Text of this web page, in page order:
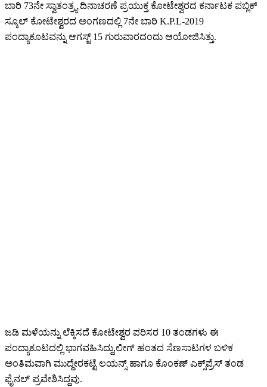
ಬಾರಿ 73ನೇ ಸ್ವಾತಂತ್ರ್ಯ ದಿನಾಚರಣೆ ಪ್ರಯುಕ್ತ ಕೋಟೇಶ್ವರದ ಕರ್ನಾಟಕ ಪಬ್ಲಿಕ್
ಸ್ಕೂಲ್ ಕೋಟೇಶ್ವರದ ಅಂಗಣದಲ್ಲಿ 7ನೇ ಬಾರಿ K.P.L-2019
ಪಂದ್ಯಾಕೂಟವನ್ನು ಆಗಸ್ಟ್ 15 ಗುರುವಾರದಂದು ಆಯೋಜಿಸಿತ್ತು.
ಜಡಿ ಮಳೆಯನ್ನು ಲೆಕ್ಕಿಸದೆ ಕೋಟೇಶ್ವರ ಪರಿಸರ 10 ತಂಡಗಳು ಈ
ಪಂದ್ಯಾಕೂಟದಲ್ಲಿ ಭಾಗವಹಿಸಿದ್ದು,ಲೀಗ್ ಹಂತದ ಸೆಣಸಾಟಗಳ ಬಳಿಕ‌
ಅಂತಿಮವಾಗಿ ಮುದ್ದೇರಕಟ್ಟೆ ಲಯನ್ಸ್ ಹಾಗೂ ಕೊಂಕಣ್ ಎಕ್ಸ್‌ಪ್ರೆಸ್‌ ತಂಡ
ಫೈನಲ್ ಪ್ರವೇಶಿಸಿದ್ದವು.